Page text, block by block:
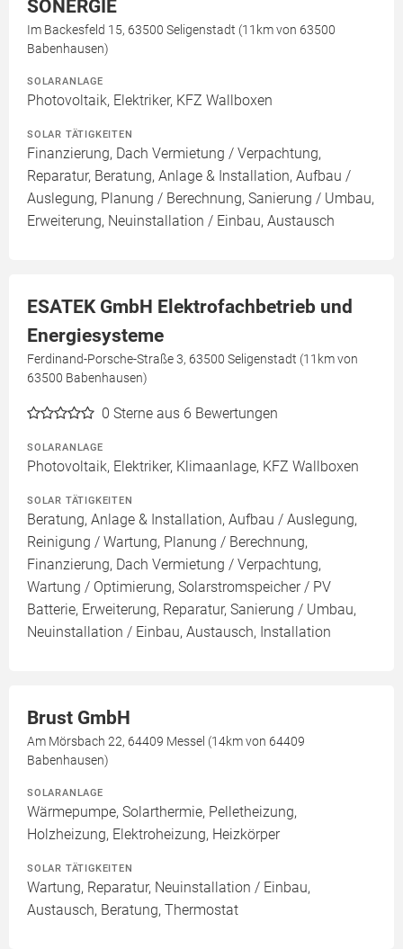
SONERGIE
Im Backesfeld 15, 63500 Seligenstadt (11km von 63500
Babenhausen)
SOLARANLAGE
Photovoltaik, Elektriker, KFZ Wallboxen
SOLAR TÄTIGKEITEN
Finanzierung, Dach Vermietung / Verpachtung,
Reparatur, Beratung, Anlage & Installation, Aufbau /
Auslegung, Planung / Berechnung, Sanierung / Umbau,
Erweiterung, Neuinstallation / Einbau, Austausch
ESATEK GmbH Elektrofachbetrieb und
Energiesysteme
Ferdinand-Porsche-Straße 3, 63500 Seligenstadt (11km von
63500 Babenhausen)
0 Sterne aus 6 Bewertungen
SOLARANLAGE
Photovoltaik, Elektriker, Klimaanlage, KFZ Wallboxen
SOLAR TÄTIGKEITEN
Beratung, Anlage & Installation, Aufbau / Auslegung,
Reinigung / Wartung, Planung / Berechnung,
Finanzierung, Dach Vermietung / Verpachtung,
Wartung / Optimierung, Solarstromspeicher / PV
Batterie, Erweiterung, Reparatur, Sanierung / Umbau,
Neuinstallation / Einbau, Austausch, Installation
Brust GmbH
Am Mörsbach 22, 64409 Messel (14km von 64409
Babenhausen)
SOLARANLAGE
Wärmepumpe, Solarthermie, Pelletheizung,
Holzheizung, Elektroheizung, Heizkörper
SOLAR TÄTIGKEITEN
Wartung, Reparatur, Neuinstallation / Einbau,
Austausch, Beratung, Thermostat